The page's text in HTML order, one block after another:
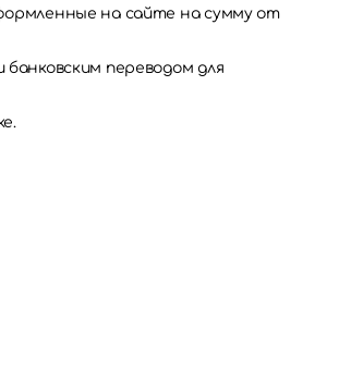
на сайте на сумму от
банковским переводом для